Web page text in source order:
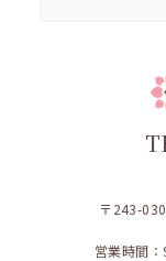
〒243-
営業時間